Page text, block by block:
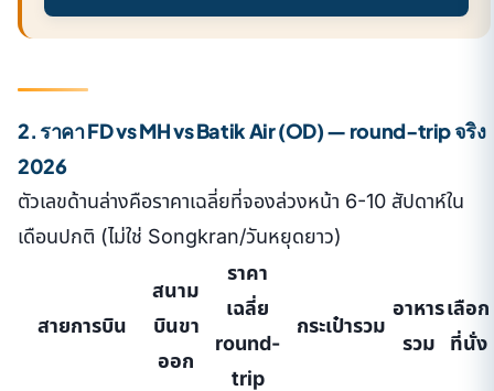
2. ราคา FD vs MH vs Batik Air (OD) — round-trip จริง
2026
ตัวเลขด้านล่างคือราคาเฉลี่ยที่จองล่วงหน้า 6-10 สัปดาห์ใน
เดือนปกติ (ไม่ใช่ Songkran/วันหยุดยาว)
สายการบิน
สนาม
บินขา
ออก
ราคา
เฉลี่ย
round-
trip
กระเป๋ารวม
อาหาร
รวม
เลือก
ที่นั่ง